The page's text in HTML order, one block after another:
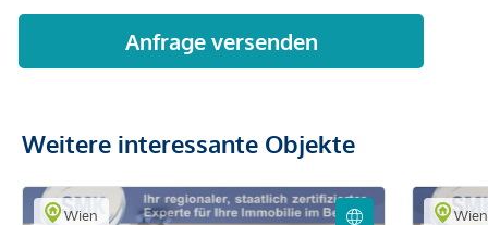
Weitere interessante Objekte
Wien Wien